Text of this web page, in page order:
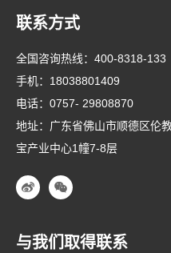
联系方式
全国咨询热线： 400-8318-133
手机： 18038801409
电话： 0757- 29808870
地址：广东省佛山市顺德区伦
宝产业中心1幢7-8层
与我们取得联系